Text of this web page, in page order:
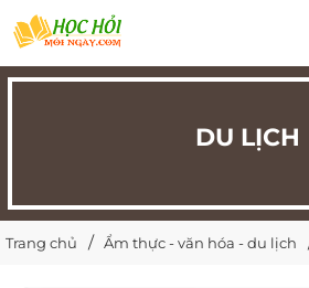
DU LỊCH
Trang chủ Ẩm thực - văn hóa - du lịch